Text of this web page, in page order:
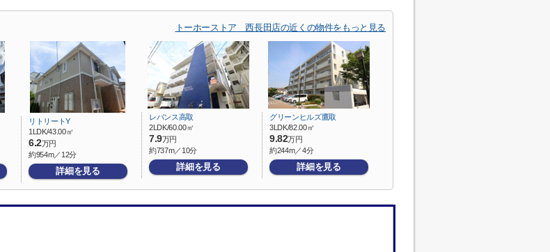
トーホーストア 西長田店の近くの物件をもっと見る
リトリートY
1LDK/43.00㎡
6.2万円
約954m／12分
詳細を見る
レバンス高取
2LDK/60.00㎡
7.9万円
約737m／10分
詳細を見る
グリーンヒルズ鷹取
3LDK/82.00㎡
9.82万円
約244m／4分
詳細を見る